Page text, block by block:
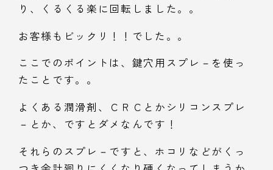
り、くるくる楽に回転しました。。
お客様もビックリ！！でした。。
ここでのポイントは、鍵穴用スプレ－を使っ
たことです。。
よくある潤滑剤、ＣＲＣとかシリコンスプレ
－とか、ですとダメなんです！
それらのスプレ－ですと、ホコリなどがくっ